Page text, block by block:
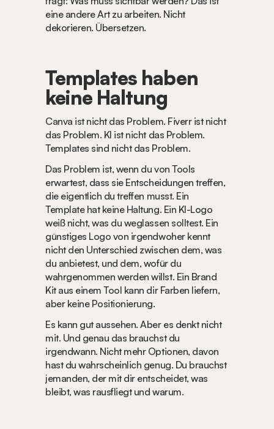
eine andere Art zu arbeiten. Nicht
dekorieren. Übersetzen.
Templates haben
keine Haltung
Canva ist nicht das Problem. Fiverr ist nicht
das Problem. KI ist nicht das Problem.
Templates sind nicht das Problem.
Das Problem ist, wenn du von Tools
erwartest, dass sie Entscheidungen treffen,
die eigentlich du treffen musst. Ein
Template hat keine Haltung. Ein KI-Logo
weiß nicht, was du weglassen solltest. Ein
günstiges Logo von irgendwoher kennt
nicht den Unterschied zwischen dem, was
du anbietest, und dem, wofür du
wahrgenommen werden willst. Ein Brand
Kit aus einem Tool kann dir Farben liefern,
aber keine Positionierung.
Es kann gut aussehen. Aber es denkt nicht
mit. Und genau das brauchst du
irgendwann. Nicht mehr Optionen, davon
hast du wahrscheinlich genug. Du brauchst
jemanden, der mit dir entscheidet, was
bleibt, was rausfliegt und warum.